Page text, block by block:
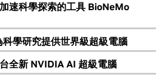
速科學探索的工具 BioNeMo
學研究提供世界級超級電腦
全新 NVIDIA AI 超級電腦